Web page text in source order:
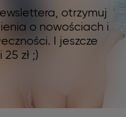
otrzymuj
o nowościach i
I jeszcze
zł ;)